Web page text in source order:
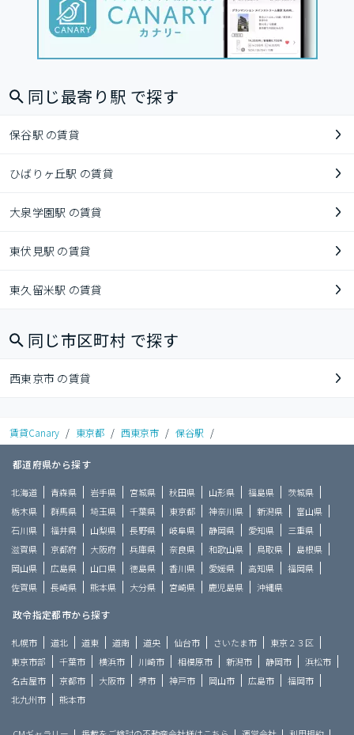
同じ最寄り駅 で探す
保谷駅 の賃貸
ひばりヶ丘駅 の賃貸
大泉学園駅 の賃貸
東伏見駅 の賃貸
東久留米駅 の賃貸
同じ市区町村 で探す
西東京市 の賃貸
賃貸Canary / 東京都 / 西東京市 / 保谷駅 /
都道府県から探す
北海道 青森県 岩手県 宮城県 秋田県 山形県 福島県
茨城県
栃木県
群馬県 埼玉県 千葉県 東京都 神奈川県 新潟県
富山県
石川県
福井県 山梨県 長野県 岐阜県 静岡県 愛知県
三重県
滋賀県
京都府 大阪府 兵庫県 奈良県 和歌山県 鳥取県
島根県
岡山県
広島県 山口県 徳島県 香川県 愛媛県 高知県
福岡県
佐賀県
長崎県 熊本県 大分県 宮崎県 鹿児島県 沖縄県
政令指定都市から探す
札幌市 道北 道東 道南 道央 仙台市 さいたま市
東京２３区
東京市部
千葉市 横浜市 川崎市 相模原市 新潟市 静岡市
浜松市
名古屋市
京都市 大阪市 堺市 神戸市 岡山市 広島市
福岡市
北九州市
熊本市